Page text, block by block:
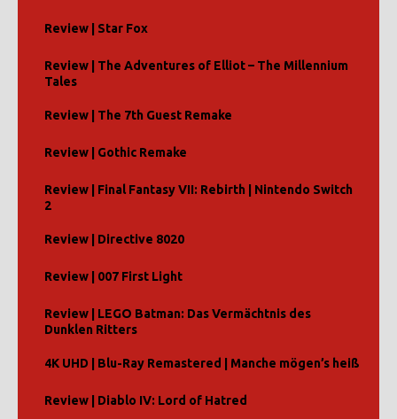
Review | Star Fox
Review | The Adventures of Elliot – The Millennium
Tales
Review | The 7th Guest Remake
Review | Gothic Remake
Review | Final Fantasy VII: Rebirth | Nintendo Switch
2
Review | Directive 8020
Review | 007 First Light
Review | LEGO Batman: Das Vermächtnis des
Dunklen Ritters
4K UHD | Blu-Ray Remastered | Manche mögen’s heiß
Review | Diablo IV: Lord of Hatred